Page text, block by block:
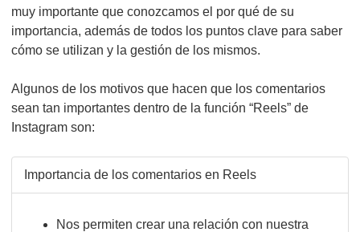
muy importante que conozcamos el por qué de su
importancia, además de todos los puntos clave para saber
cómo se utilizan y la gestión de los mismos.
Algunos de los motivos que hacen que los comentarios
sean tan importantes dentro de la función “Reels” de
Instagram son:
Importancia de los comentarios en Reels
Nos permiten crear una relación con nuestra